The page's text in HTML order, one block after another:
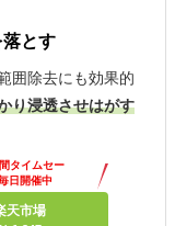
とす
囲除去にも効果的
り浸透させはがす
タイムセー
日開催中
天市場